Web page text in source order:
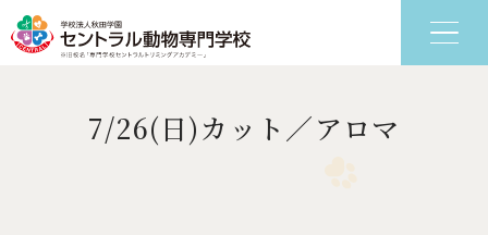
6つの特色
7/26(日)カット／アロマ